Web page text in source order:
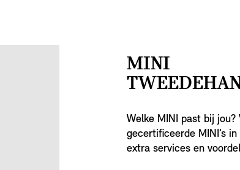
MINI
Welke MINI past bij jou?
gecertificeerde MINI’s
extra services en